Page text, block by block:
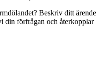
Beskriv ditt ärende
din förfrågan och återkopplar